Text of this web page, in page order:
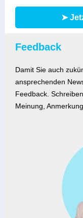
➤
Feedback
Damit Sie auch
ansprechenden
Feedback.
Meinung,